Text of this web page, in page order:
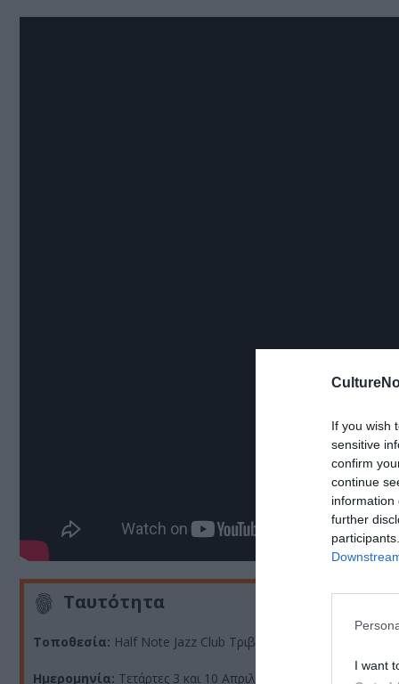
If you wish
sensitive
confirm
continue
information
further
I want
Ταυτότητα
Τοποθεσία: Half Note Jazz Club Τριβωνιανού 17, Μετς
Ημερομηνία: Τετάρτες 3 και 10 Απριλίου 2013. Έναρξη